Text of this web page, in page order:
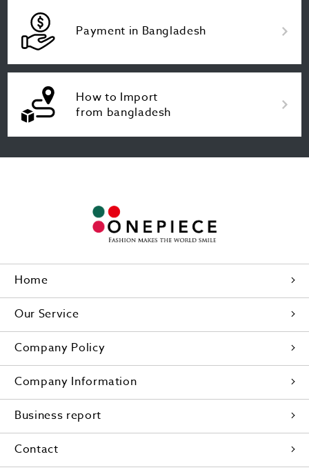
Payment in Bangladesh
How to Import
from bangladesh
Home
Our Service
Company Policy
Company Information
Business report
Contact